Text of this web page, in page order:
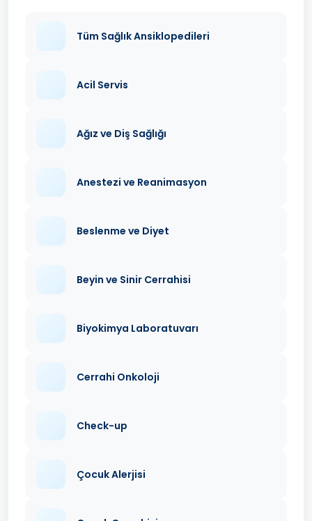
Tüm Sağlık Ansiklopedileri
Acil Servis
Ağız ve Diş Sağlığı
Anestezi ve Reanimasyon
Beslenme ve Diyet
Beyin ve Sinir Cerrahisi
Biyokimya Laboratuvarı
Cerrahi Onkoloji
Check-up
Çocuk Alerjisi